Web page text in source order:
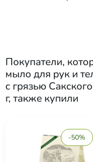
Покупатели,
мыло для рук и
с грязью
г, также купили
-50%